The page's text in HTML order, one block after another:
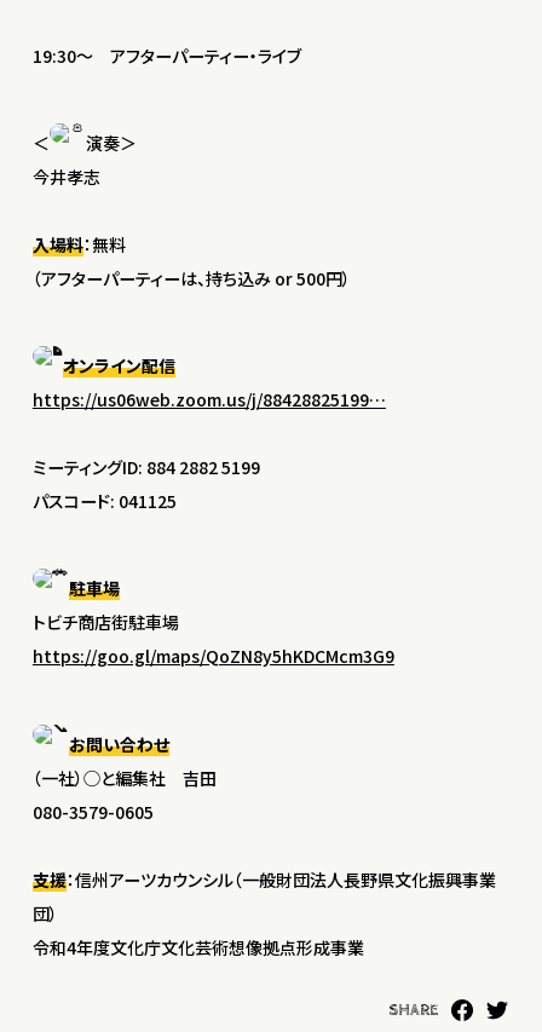
19:30〜 アフターパーティー・ライブ
＜
演奏＞
今井孝志
入場料：無料
（アフターパーティーは、持ち込み or 500円）
オンライン配信
https://us06web.zoom.us/j/88428825199…
ミーティングID: 884 2882 5199
パスコード: 041125
駐車場
トビチ商店街駐車場
https://goo.gl/maps/QoZN8y5hKDCMcm3G9
お問い合わせ
（一社）◯と編集社 吉田
080-3579-0605
支援：信州アーツカウンシル（一般財団法人長野県文化振興事業
団）
令和4年度文化庁文化芸術想像拠点形成事業
SHARE